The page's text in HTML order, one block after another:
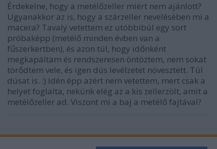
Érdekelne, hogy a metélőzeller miért nem ajánlott?
Ugyanakkor az is, hogy a szárzeller nevelésében mi a
macera? Tavaly vetettem ez utóbbibúl egy sort
próbaképp (metélő minden évben van a
fűszerkertben), és azon túl, hogy időnként
megkapáltam és rendszeresen öntöztem, nem sokat
törődtem vele, és igen dús levélzetet növesztett. Túl
dúsat is. :) Idén épp azért nem vetettem, mert csak a
helyet foglalta, nekünk elég az a kis zellerzölt, amit a
metélőzeller ad. Viszont mi a baj a metélő fajtával?